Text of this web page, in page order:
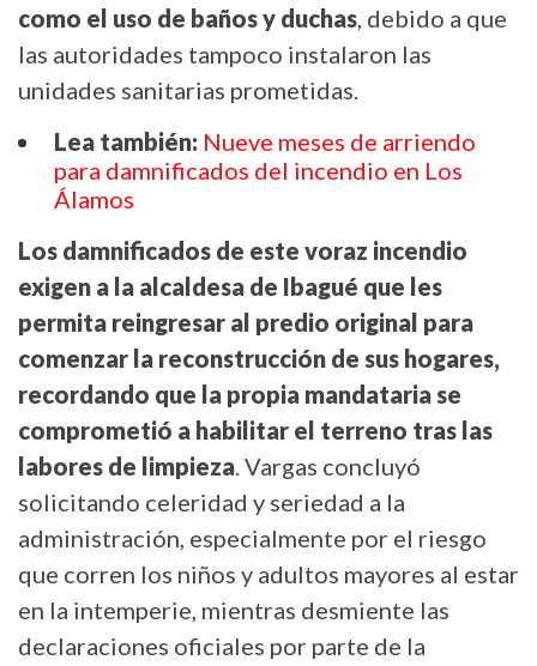
como el uso de baños y duchas, debido a que
las autoridades tampoco instalaron las
unidades sanitarias prometidas.
Lea también: Nueve meses de arriendo
para damnificados del incendio en Los
Álamos
Los damnificados de este voraz incendio
exigen a la alcaldesa de Ibagué que les
permita reingresar al predio original para
comenzar la reconstrucción de sus hogares,
recordando que la propia mandataria se
comprometió a habilitar el terreno tras las
labores de limpieza. Vargas concluyó
solicitando celeridad y seriedad a la
administración, especialmente por el riesgo
que corren los niños y adultos mayores al estar
en la intemperie, mientras desmiente las
declaraciones oficiales por parte de la